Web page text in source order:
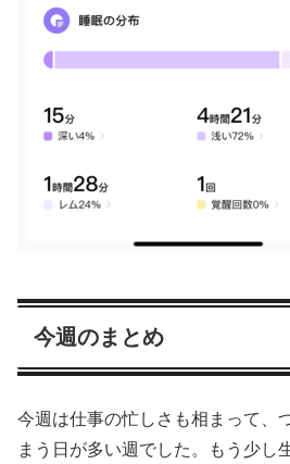
今週のまとめ
今週は仕事の忙しさも相まって、
まう日が多い週でした。もう少し